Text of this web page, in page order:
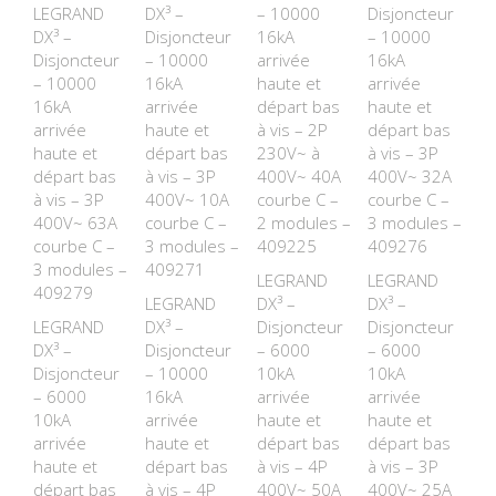
LEGRAND
DX³ –
Disjoncteur
– 10000
16kA
arrivée
haute et
départ bas
à vis – 3P
400V~ 63A
courbe C –
3 modules –
409279
LEGRAND
DX³ –
Disjoncteur
– 6000
10kA
arrivée
haute et
départ bas
DX³ –
Disjoncteur
– 10000
16kA
arrivée
haute et
départ bas
à vis – 3P
400V~ 10A
courbe C –
3 modules –
409271
LEGRAND
DX³ –
Disjoncteur
– 10000
16kA
arrivée
haute et
départ bas
à vis – 4P
– 10000
16kA
arrivée
haute et
départ bas
à vis – 2P
230V~ à
400V~ 40A
courbe C –
2 modules –
409225
LEGRAND
DX³ –
Disjoncteur
– 6000
10kA
arrivée
haute et
départ bas
à vis – 4P
400V~ 50A
Disjoncteur
– 10000
16kA
arrivée
haute et
départ bas
à vis – 3P
400V~ 32A
courbe C –
3 modules –
409276
LEGRAND
DX³ –
Disjoncteur
– 6000
10kA
arrivée
haute et
départ bas
à vis – 3P
400V~ 25A